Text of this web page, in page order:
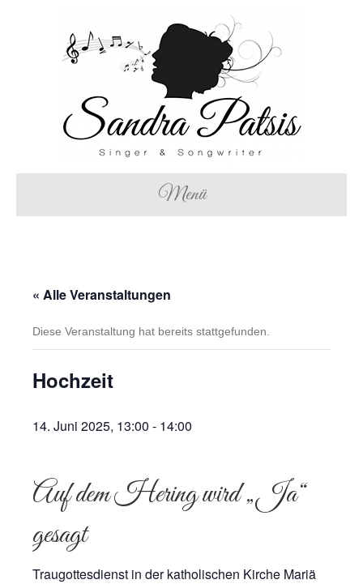
Menü
« Alle Veranstaltungen
Diese Veranstaltung hat bereits stattgefunden.
Hochzeit
14. Juni 2025, 13:00 - 14:00
Auf dem Hering wird „Ja“
gesagt
Traugottesdienst in der katholischen Kirche Mariä